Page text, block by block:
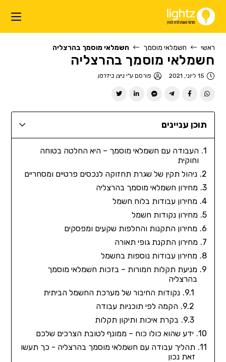
ראשי חשמלאי מוסמך חשמלאי מוסמך בהרצליה
חשמלאי מוסמך בהרצליה
15 ליוני, 2021 פורסם ע"יניצן בידרמן
תוכן עניינים
העבודה עם חשמלאי מוסמך – היא החלטה בטוחה
וחוקית
ניהול תקין של שגרת תחזוקה לנכסים פרטיים ומסחריים
מחירון חשמלאי מוסמך בהרצליה
מחירון עבודות בלוח חשמל
מחירון נקודות חשמל
מחירון התקנות והחלפות שקעים ומפסקים
מחירון התקנת גופי תאורה
מחירון עבודות נוספות בחשמל
מניעת תקלות חמורות – בזכות חשמלאי מוסמך
בהרצליה
נקודות החיבור של מערכת החשמל הביתית
הקמה לפי תוכניות עבודה
בקרת איכות ותיקון תקלות
ידע שהוא כולו כוח – ממונף לטובת הצרכים שלכם
תהליך עבודה עם חשמלאי מוסמך בהרצליה - כך תעשו
זאת נכון